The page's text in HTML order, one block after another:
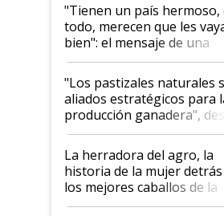
"Tienen un país hermoso,
todo, merecen que les
bien": el mensaje de una
ganadera uruguaya
oportunidades que se
para el agro en Argentina,
foco en la carne
"Los pastizales naturales
aliados estratégicos para
producción ganadera",
la iniciativa que ya reúne
establecimientos en
La herradora del agro, la
historia de la mujer detrás
los mejores caballos de la
Argentina y los mitos que